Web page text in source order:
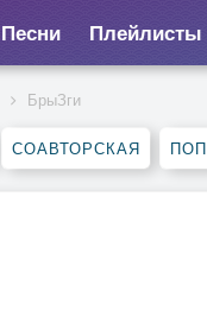
Песни Плейлисты
БрыЗги
СОАВТОРСКАЯ ПОП